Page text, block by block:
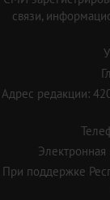
связи,
Адрес редакции:
Электронная
При поддержке